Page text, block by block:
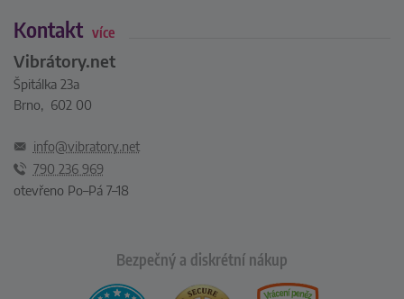
Kontakt více
Vibrátory.net
Špitálka 23a
Brno, 602 00
info@vibratory.net
790 236 969
otevřeno Po–Pá 7–18
Bezpečný a diskrétní nákup